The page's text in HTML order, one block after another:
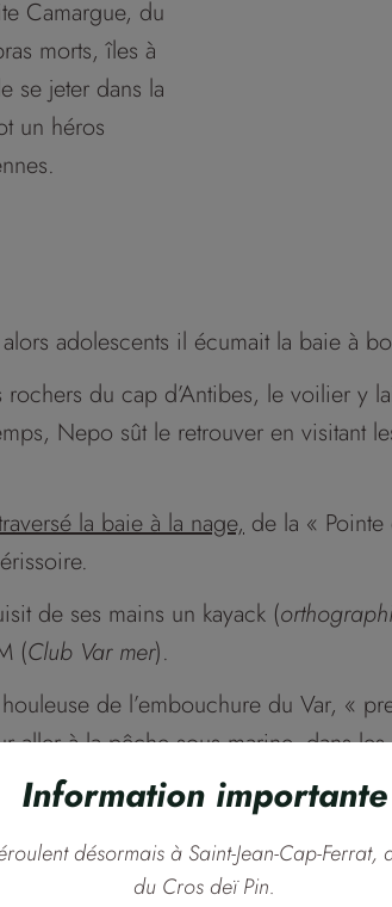
Camargue, du
morts, îles à
se jeter dans la
un héros
adolescents il écumait la baie à
du cap d’Antibes, le voilier y
Nepo sût le retrouver en visitant
la baie à la nage, de la «
de ses mains un kayack (
(Club Var mer).
de l’embouchure du Var, «
aller à la pêche sous marine, dans
loups, des mulets (muges) des
Information importante
désormais à Saint-Jean-Cap-
du Cros deï Pin.